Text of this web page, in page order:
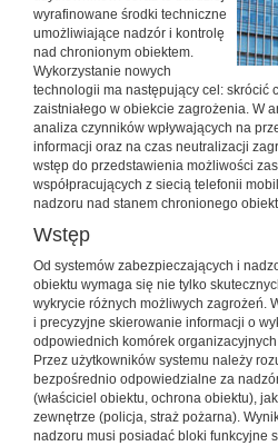
wyrafinowane środki techniczne
umożliwiające nadzór i kontrolę
nad chronionym obiektem.
Wykorzystanie nowych
technologii ma następujący cel: skrócić
zaistniałego w obiekcie zagrożenia. W
analiza czynników wpływających na
informacji oraz na czas neutralizacji
wstęp do przedstawienia możliwości
współpracujących z siecią telefonii
nadzoru nad stanem chronionego
Wstęp
Od systemów zabezpieczających i
obiektu wymaga się nie tylko
wykrycie różnych możliwych zagrożeń.
i precyzyjne skierowanie informacji o
odpowiednich komórek
Przez użytkowników systemu należy
bezpośrednio odpowiedzialne za
(właściciel obiektu, ochrona obiektu),
zewnętrze (policja, straż pożarna).
nadzoru musi posiadać bloki funkcyjne